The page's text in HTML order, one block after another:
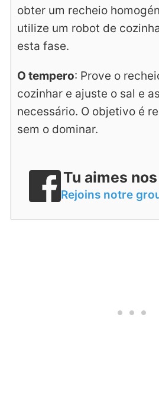
obter um recheio
utilize um robot de
esta fase.
O tempero: Prove o
cozinhar e ajuste o sal e
necessário. O objetivo é
sem o dominar.
Tu aimes
Rejoins notre